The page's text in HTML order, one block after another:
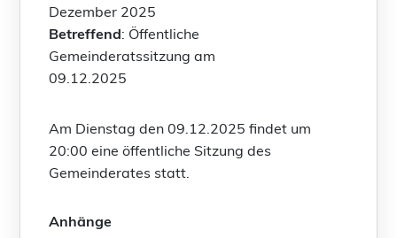
Dezember 2025
Betreffend: Öffentliche
Gemeinderatssitzung am
09.12.2025
Am Dienstag den 09.12.2025 findet um
20:00 eine öffentliche Sitzung des
Gemeinderates statt.
Anhänge